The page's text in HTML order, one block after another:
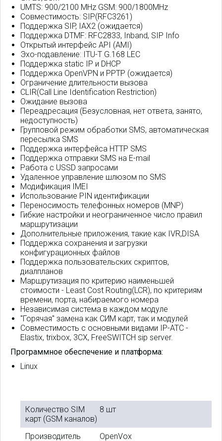
UMTS: 900/2100 MHz GSM: 900/1800MHz
Совместимость: SIP(RFC3261)
Поддержка SIP, IAX2 (ожидается)
Поддержка DTMF: RFC2833, Inband, SIP Info
Открытый интерфейс API (AMI)
Эхо-подавление: ITU-T G.168 LEC
Поддержка static IP и DHCP
Поддержка OpenVPN и PPTP (ожидается)
Ограничение длительности вызова
CLIR(Call Line Identification Restriction)
Ожидание вызова
Переадресация (Безусловная, нет ответа, занято,
недоступность)
Групповой режим обработки SMS, автоматическая
пересылка SMS
Поддержка интерфейса HTTP SMS
Поддержка отправки SMS на E-mail
Работа с USSD запросами
Удаленное управление шлюзом по SMS
Модификация IMEI
Использование PIN идентификации
Переносимость телефонных номеров (MNP)
Гибкие настройки и неограниченное число правил
маршрутизации
Дополнительные приложения, такие как IVR,DISA
Поддержка сохранения и загрузки
конфигурационных файлов
Поддержка пользовательских скриптов,
диалпланов
Маршрутизация по критерию наименьшей
стоимости - Least Cost Routing(LCR), по критериям
времени, порта, набираемого номера
Независимая система в каждом модуле
"Горячая" замена как СИМ карт, так и модулей
Совместимость с основными видами IP-АТС -
Elastix, trixbox, 3CX, FreeSWITCH sip server.
Программное обеспечение и платформа:
Linux
Количество SIM
карт (GSM каналов)
8 шт
Производитель OpenVox